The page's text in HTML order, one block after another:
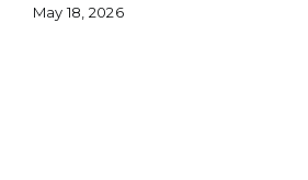
May 18, 2026